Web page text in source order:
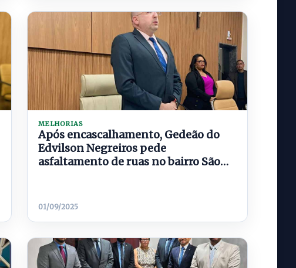
MELHORIAS
Após encascalhamento, Gedeão do
Edvilson Negreiros pede
asfaltamento de ruas no bairro São
01/09/2025